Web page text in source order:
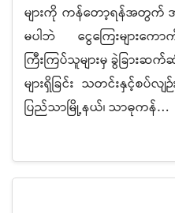
များကို ကန်တော့ရန်အတွက်
မပါဘဲ ငွေကြေးများကေ
ကြီးကြပ်သူများမှ ခွဲခြားဆက်
များရှိခြင်း သတင်းနှင့်စပ်လ
ပြည်သာမြို့နယ်၊ သာဓုကန်…